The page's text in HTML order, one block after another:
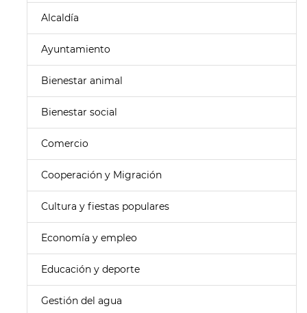
Alcaldía
Ayuntamiento
Bienestar animal
Bienestar social
Comercio
Cooperación y Migración
Cultura y fiestas populares
Economía y empleo
Educación y deporte
Gestión del agua